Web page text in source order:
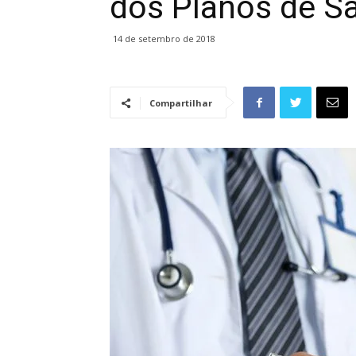
14 de setembro de 2018
Compartilhar